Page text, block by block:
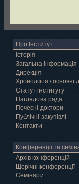
Про Інститут
Історія
Загальна інформація
Дирекція
Хронологія / основні
Статут інституту
Наглядова рада
Почесні доктори
Публічні закупівлі
Контакти
Конференції та
Архів конференцій
Щорічні конференції
Семінари